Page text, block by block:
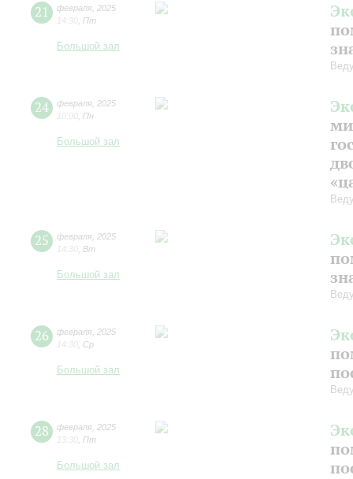
21 февраля 2025
14:30 Пт
Большой зал
24 февраля 2025
10:00 Пн
Большой зал
25 февраля 2025
14:30 Вт
Большой зал
26 февраля 2025
14:30 Ср
Большой зал
28 февраля 2025
13:30 Пт
Большой зал